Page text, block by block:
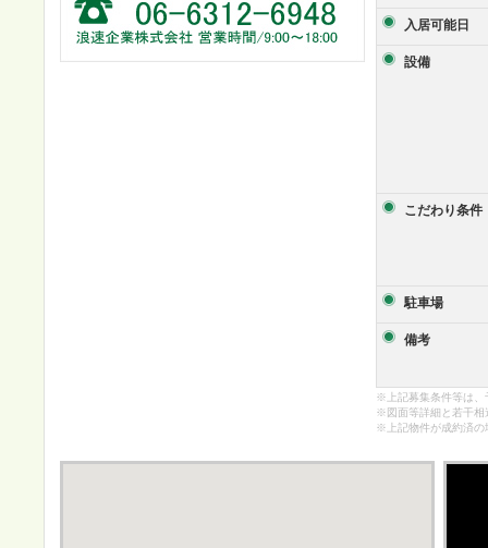
入居可能日
設備
こだわり条件
駐車場
備考
※上記募集条件等は、
※図面等詳細と若干相
※上記物件が成約済の